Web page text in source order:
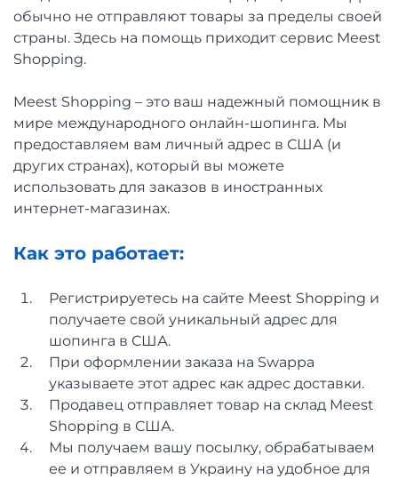
обычно не отправляют товары за пределы своей
страны. Здесь на помощь приходит сервис Meest
Shopping.
Meest Shopping – это ваш надежный помощник в
мире международного онлайн-шопинга. Мы
предоставляем вам личный адрес в США (и
других странах), который вы можете
использовать для заказов в иностранных
интернет-магазинах.
Как это работает:
Регистрируетесь на сайте Meest Shopping и
получаете свой уникальный адрес для
шопинга в США.
При оформлении заказа на Swappa
указываете этот адрес как адрес доставки.
Продавец отправляет товар на склад Meest
Shopping в США.
Мы получаем вашу посылку, обрабатываем
ее и отправляем в Украину на удобное для